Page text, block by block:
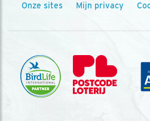
Onze sites Mijn privacy